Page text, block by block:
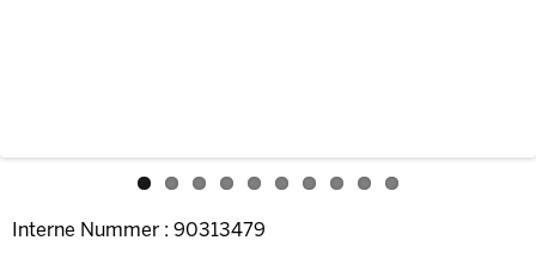
Interne Nummer : 90313479